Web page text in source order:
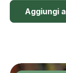
Aggiungi